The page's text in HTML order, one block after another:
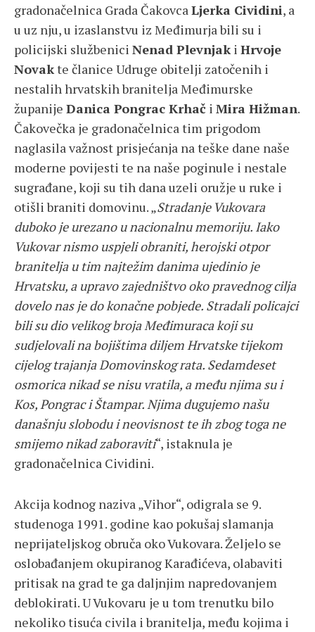
gradonačelnica Grada ČakovcaLjerka Cividini, a
u uz nju, u izaslanstvu iz Međimurja bili su i
policijski službenici Nenad Plevnjaki Hrvoje
Novakte članice Udruge obitelji zatočenih i
nestalih hrvatskih branitelja Međimurske
županije Danica Pongrac Krhač i Mira Hižman.
Čakovečka je gradonačelnica tim prigodom
naglasila važnost prisjećanja na teške dane naše
moderne povijesti te na naše poginule i nestale
sugrađane, koji su tih dana uzeli oružje u ruke i
otišli braniti domovinu. „Stradanje Vukovara
duboko je urezano u nacionalnu memoriju. Iako
Vukovar nismo uspjeli obraniti, herojski otpor
branitelja u tim najtežim danima ujedinio je
Hrvatsku, a upravo zajedništvo oko pravednog cilja
dovelo nas je do konačne pobjede. Stradali policajci
bili su dio velikog broja Međimuraca koji su
sudjelovali na bojištima diljem Hrvatske tijekom
cijelog trajanja Domovinskog rata. Sedamdeset
osmorica nikad se nisu vratila, a među njima su i
Kos, Pongrac i Štampar. Njima dugujemo našu
današnju slobodu i neovisnost te ih zbog toga ne
smijemo nikad zaboraviti“, istaknula je
gradonačelnica Cividini.
Akcija kodnog naziva „Vihor“, odigrala se 9.
studenoga 1991. godine kao pokušaj slamanja
neprijateljskog obruča oko Vukovara. Željelo se
oslobađanjem okupiranog Karađićeva, olabaviti
pritisak na grad te ga daljnjim napredovanjem
deblokirati. U Vukovaru je u tom trenutku bilo
nekoliko tisuća civila i branitelja, među kojima i